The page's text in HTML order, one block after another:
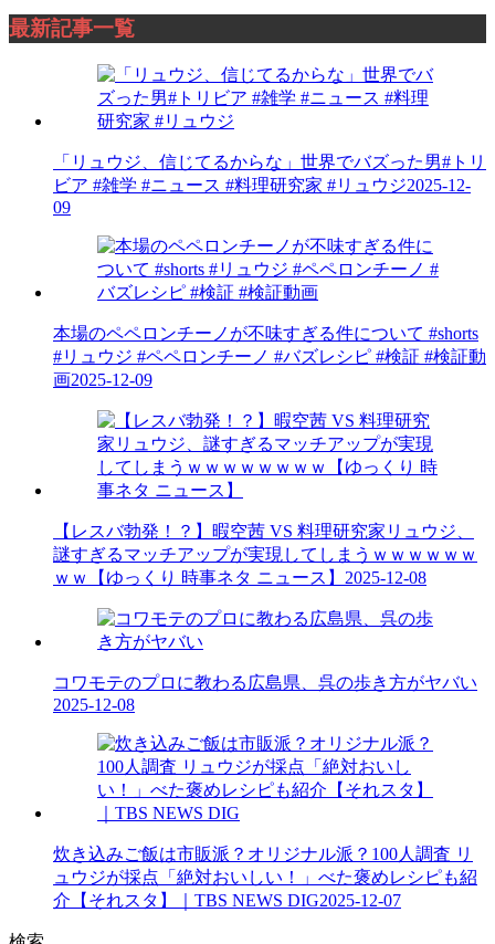
最新記事一覧
「リュウジ、信じてるからな」世界でバズった男#トリ
ビア #雑学 #ニュース #料理研究家 #リュウジ2025-12-
09
本場のペペロンチーノが不味すぎる件について #shorts
#リュウジ #ペペロンチーノ #バズレシピ #検証 #検証動
画2025-12-09
【レスバ勃発！？】暇空茜 VS 料理研究家リュウジ、
謎すぎるマッチアップが実現してしまうｗｗｗｗｗｗ
ｗｗ【ゆっくり 時事ネタ ニュース】 2025-12-08
コワモテのプロに教わる広島県、呉の歩き方がヤバい
2025-12-08
炊き込みご飯は市販派？オリジナル派？100人調査 リ
ュウジが採点「絶対おいしい！」べた褒めレシピも紹
介【それスタ】｜TBS NEWS DIG2025-12-07